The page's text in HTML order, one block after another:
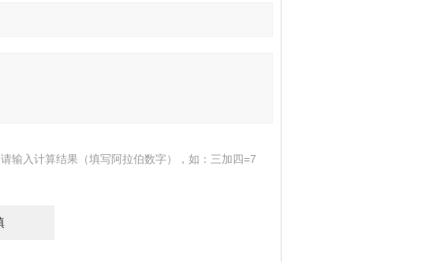
请输入计算结果（填写阿拉伯数字），如：三加四=7